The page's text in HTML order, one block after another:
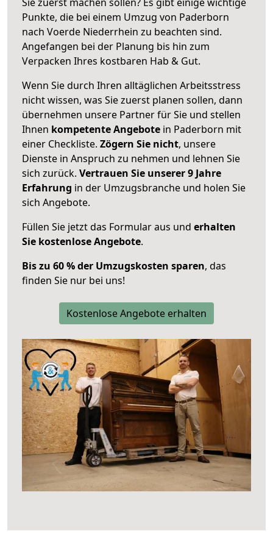
Punkte, die bei einem Umzug von Paderborn
nach Voerde Niederrhein zu beachten sind.
Angefangen bei der Planung bis hin zum
Verpacken Ihres kostbaren Hab & Gut.
Wenn Sie durch Ihren alltäglichen Arbeitsstress
nicht wissen, was Sie zuerst planen sollen, dann
übernehmen unsere Partner für Sie und stellen
Ihnen kompetente Angebote in Paderborn mit
einer Checkliste. Zögern Sie nicht, unsere
Dienste in Anspruch zu nehmen und lehnen Sie
sich zurück. Vertrauen Sie unserer 9 Jahre
Erfahrung in der Umzugsbranche und holen Sie
sich Angebote.
Füllen Sie jetzt das Formular aus und erhalten
Sie kostenlose Angebote.
Bis zu 60 % der Umzugskosten sparen, das
finden Sie nur bei uns!
Kostenlose Angebote erhalten